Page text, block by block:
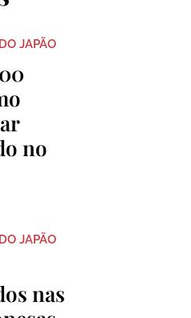
JAPÃO
no
JAPÃO
nas